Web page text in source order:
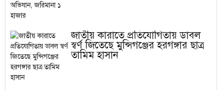
জাতীয় কারাতে প্রতিযোগিতায় ডাবল
স্বর্ণ জিতেছে মুন্সিগঞ্জের হরগঙ্গার ছাত্র
তামিম হাসান